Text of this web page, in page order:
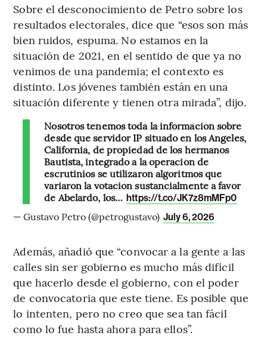
Sobre el desconocimiento de Petro sobre los
resultados electorales, dice que “esos son más
bien ruidos, espuma. No estamos en la
situación de 2021, en el sentido de que ya no
venimos de una pandemia; el contexto es
distinto. Los jóvenes también están en una
situación diferente y tienen otra mirada”, dijo.
Nosotros tenemos toda la información sobre
desde que servidor IP situado en los Angeles,
California, de propiedad de los hermanos
Bautista, integrado a la operación de
escrutinios se utilizaron algoritmos que
variaron la votación sustancialmente a favor
de Abelardo, los… https://t.co/JK7z8mMFp0
— Gustavo Petro (@petrogustavo) July 6, 2026
Además, añadió que “convocar a la gente a las
calles sin ser gobierno es mucho más difícil
que hacerlo desde el gobierno, con el poder
de convocatoria que este tiene. Es posible que
lo intenten, pero no creo que sea tan fácil
como lo fue hasta ahora para ellos”.